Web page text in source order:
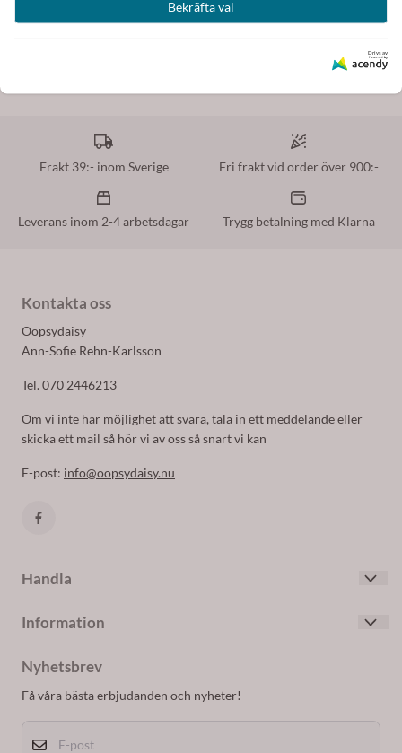
Frakt 39:- inom Sverige Fri frakt vid order över 900:-
Leverans inom 2-4 arbetsdagar Trygg betalning med Klarna
Kontakta oss
Oopsydaisy
Ann-Sofie Rehn-Karlsson
Tel. 070 2446213
Om vi inte har möjlighet att svara, tala in ett meddelande eller
skicka ett mail så hör vi av oss så snart vi kan
E-post: info@oopsydaisy.nu
Handla
Skapa konto
Logga in
Information
Om cookies
Nyhetsbrev
Få våra bästa erbjudanden och nyheter!
E-post
Bekräfta val
Drivs av